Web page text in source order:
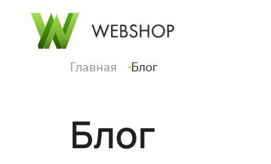
основному
содержанию
Главная Блог
Блог